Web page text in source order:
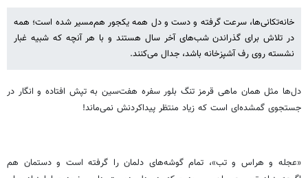
خانه‌تکانی‌ها، سرعت گرفته و دست و دل همه یکجور هم‌مسیر شده است؛ همه
در تلاش برای گذراندن شب‌های آخر سال هستند و با هر آنچه که شبیه غبار
نشسته روی رف آشپزخانه باشد، جدال می‌کنند.
دل‌ها مثل همان ماهی قرمز تنگ بلور سفره هفت‌سین به تپش افتاده و انگار در
جستجوی گمشده‌ای است که زیاد منتظر پیداکردنش نمی‌ماند!
«عجله و هراس و تب»، تمام گوشه‌های دلمان را گرفته است و دستمان هم